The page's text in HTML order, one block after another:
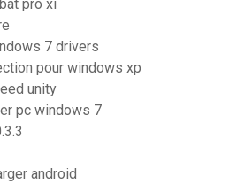
pro xi
7 drivers
pour windows xp
unity
pc windows 7
android